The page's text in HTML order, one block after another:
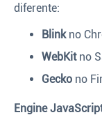
diferente:
Blinkno
WebKitno
Gecko no
Engine